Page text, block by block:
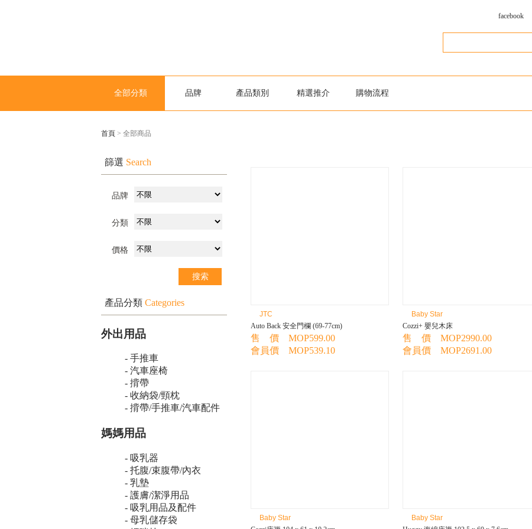
facebook
全部分類 品牌 產品類別 精選推介 購物流程
首頁 > 全部商品
篩選 Search
品牌
分類
價格
產品分類 Categories
外出用品
- 手推車
- 汽車座椅
- 揹帶
- 收納袋/頸枕
- 揹帶/手推車/汽車配件
媽媽用品
- 吸乳器
- 托腹/束腹帶/內衣
- 乳墊
- 護膚/潔淨用品
- 吸乳用品及配件
- 母乳儲存袋
JTC
Auto Back 安全門欄 (69-77cm)
售 價 MOP599.00
會員價 MOP539.10
Baby Star
Cozzi+ 嬰兒木床
售 價 MOP2990.00
會員價 MOP2691.00
Baby Star
Baby Star